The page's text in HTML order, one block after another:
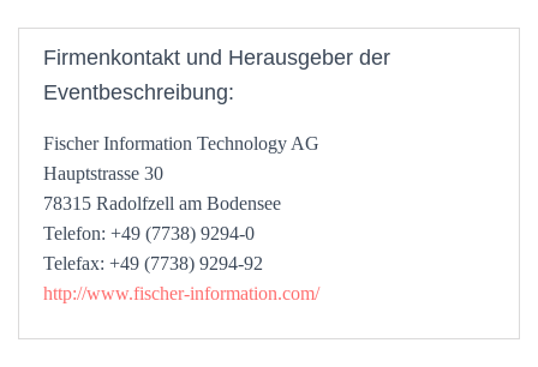
Firmenkontakt und Herausgeber der
Eventbeschreibung:
Fischer Information Technology AG
Hauptstrasse 30
78315 Radolfzell am Bodensee
Telefon: +49 (7738) 9294-0
Telefax: +49 (7738) 9294-92
http://www.fischer-information.com/